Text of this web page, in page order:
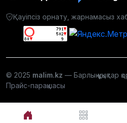
Қауіпсіз орнату, жарнамасыз
© 2025 malim.kz — Барлық құқықтар
Прайс-парақшасы